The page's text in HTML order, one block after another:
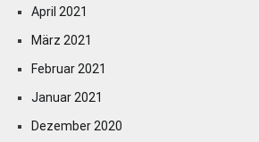
April 2021
März 2021
Februar 2021
Januar 2021
Dezember 2020